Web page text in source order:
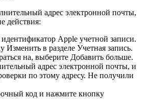
адрес электронной почты,
действия:
Apple учетной записи.
в разделе Учетная запись.
на, выберите Добавить больше.
адрес электронной почты, и
по этому адресу. Не получили
код и нажмите кнопку